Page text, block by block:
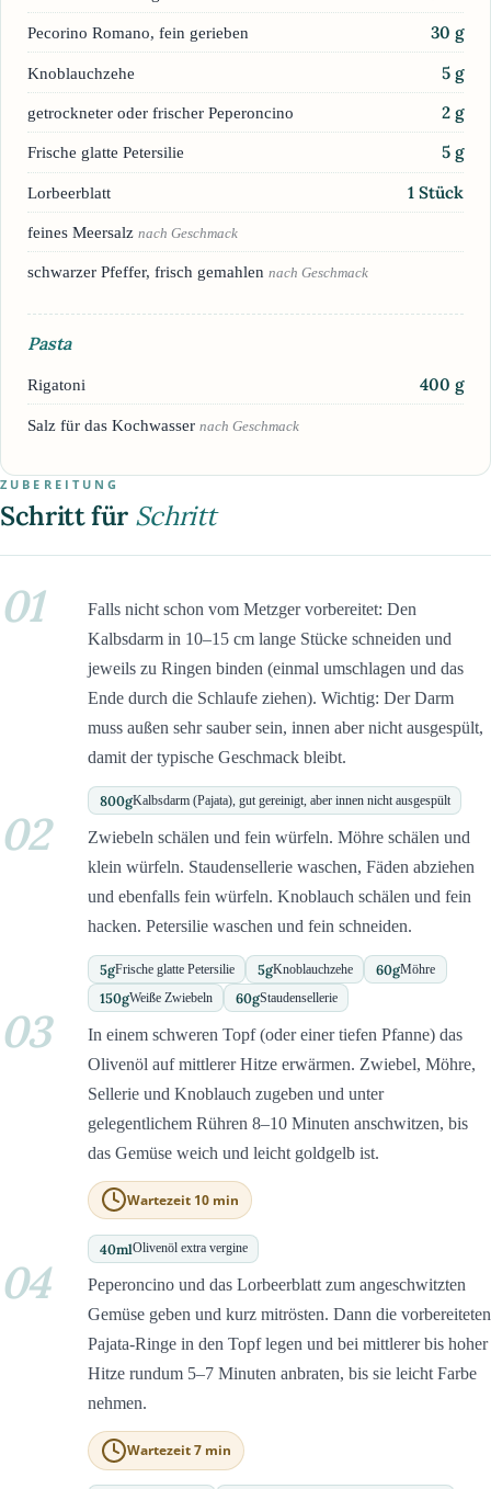
Pecorino Romano, fein gerieben 30 g
Knoblauchzehe 5 g
getrockneter oder frischer Peperoncino 2 g
Frische glatte Petersilie 5 g
Lorbeerblatt 1 Stück
feines Meersalz nach Geschmack
schwarzer Pfeffer, frisch gemahlen nach Geschmack
Pasta
Rigatoni 400 g
Salz für das Kochwasser nach Geschmack
ZUBEREITUNG
Schritt für Schritt
01
Falls nicht schon vom Metzger vorbereitet: Den
Kalbsdarm in 10–15 cm lange Stücke schneiden und
jeweils zu Ringen binden (einmal umschlagen und das
Ende durch die Schlaufe ziehen). Wichtig: Der Darm
muss außen sehr sauber sein, innen aber nicht ausgespült,
damit der typische Geschmack bleibt.
800gKalbsdarm (Pajata), gut gereinigt, aber innen nicht ausgespült
02
Zwiebeln schälen und fein würfeln. Möhre schälen und
klein würfeln. Staudensellerie waschen, Fäden abziehen
und ebenfalls fein würfeln. Knoblauch schälen und fein
hacken. Petersilie waschen und fein schneiden.
5gFrische glatte Petersilie 5gKnoblauchzehe 60gMöhre
150gWeiße Zwiebeln 60gStaudensellerie
03
In einem schweren Topf (oder einer tiefen Pfanne) das
Olivenöl auf mittlerer Hitze erwärmen. Zwiebel, Möhre,
Sellerie und Knoblauch zugeben und unter
gelegentlichem Rühren 8–10 Minuten anschwitzen, bis
das Gemüse weich und leicht goldgelb ist.
Wartezeit 10 min
40mlOlivenöl extra vergine
04
Peperoncino und das Lorbeerblatt zum angeschwitzten
Gemüse geben und kurz mitrösten. Dann die vorbereiteten
Pajata-Ringe in den Topf legen und bei mittlerer bis hoher
Hitze rundum 5–7 Minuten anbraten, bis sie leicht Farbe
nehmen.
Wartezeit 7 min